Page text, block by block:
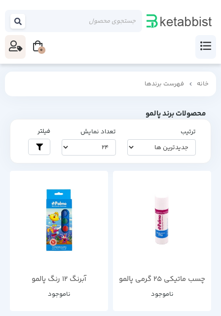
خانه فهرست برندها
محصولات برند پالمو
ترتیب تعداد نمایش فیلتر
چسب ماتیکی 25 گرمی پالمو
ناموجود
آبرنگ 12 رنگ پالمو
ناموجود
0